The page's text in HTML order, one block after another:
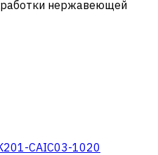
нержавеющей
CAIC03-1020